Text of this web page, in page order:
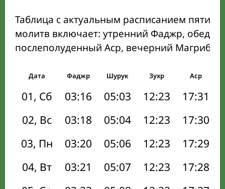
Таблица с актуальным расписанием пяти
молитв включает: утренний Фаджр,
послеполуденный Аср, вечерний Магриб
Дата Фаджр Шурук Зухр Аср
01, Сб 03:16 05:03 12:23 17:31
02, Вс
03:18 05:04 12:23 17:30
03, Пн
03:20 05:06 12:23 17:29
04, Вт
03:21 05:07 12:23 17:28